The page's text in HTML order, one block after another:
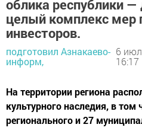
облика республики —
целый комплекс мер
инвесторов.
подготовил Азнакаево-
информ,
6
16:17
На территории региона
культурного наследия, в том
регионального и 27